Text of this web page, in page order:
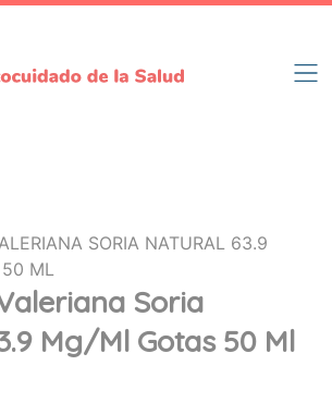
Soria
Mg/ml Gotas 50 Ml